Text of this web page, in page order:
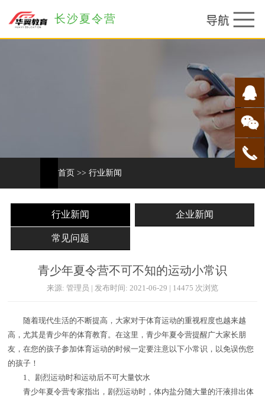
长沙夏令营
首页 >> 行业新闻
行业新闻 企业新闻
常见问题
青少年夏令营不可不知的运动小常识
来源: 管理员 | 发布时间: 2021-06-29 | 14475 次浏览
随着现代生活的不断提高，大家对于体育运动的重视程度也越来越
高，尤其是青少年的体育教育。在这里，青少年夏令营提醒广大家长朋
友，在您的孩子参加体育运动的时候一定要注意以下小常识，以免误伤您
的孩子！
1、剧烈运动时和运动后不可大量饮水
青少年夏令营专家指出，剧烈运动时，体内盐分随大量的汗液排出体